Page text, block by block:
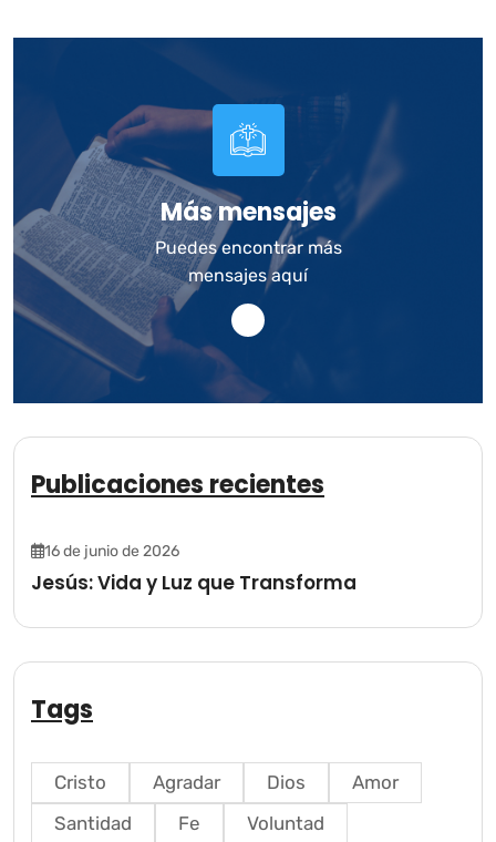
Más mensajes
Puedes encontrar más
mensajes aquí
Publicaciones recientes
16 de junio de 2026
Jesús: Vida y Luz que Transforma
Tags
Cristo Agradar Dios
Amor
Santidad
Fe
Voluntad